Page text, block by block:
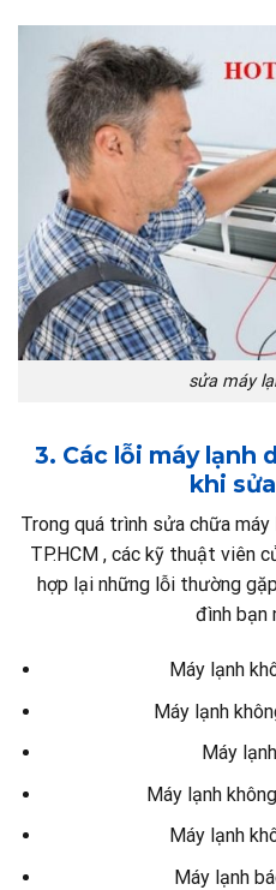
sửa máy
3. Các lỗi máy lạnh
khi
Trong quá trình sửa chữa
TP.HCM , các kỹ thuật viên
hợp lại những lỗi thường
đình bạn
Máy lạnh
Máy lạnh
Máy
Máy lạnh
Máy lạnh
Máy lạnh